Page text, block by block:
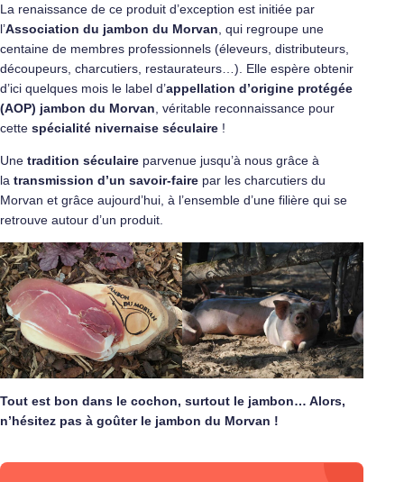
La renaissance de ce produit d’exception est initiée par
l’Association du jambon du Morvan , qui regroupe une
centaine de membres professionnels (éleveurs, distributeurs,
découpeurs, charcutiers, restaurateurs…). Elle espère obtenir
d’ici quelques mois le label d’appellation d’origine protégée
(AOP) jambon du Morvan , véritable reconnaissance pour
cette spécialité nivernaise séculaire !
Une tradition séculaire parvenue jusqu’à nous grâce à
la transmission d’un savoir-faire par les charcutiers du
Morvan et grâce aujourd’hui, à l’ensemble d’une filière qui se
retrouve autour d’un produit.
Tout est bon dans le cochon, surtout le jambon… Alors,
n’hésitez pas à goûter le jambon du Morvan !